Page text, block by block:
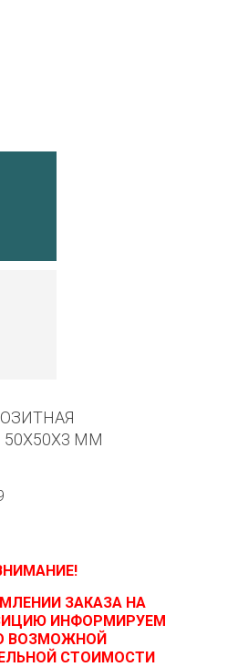
ММ
ЗАКАЗА НА
ИНФОРМИРУЕМ
ВОЗМОЖНОЙ
СТОИМОСТИ